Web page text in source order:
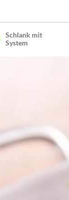
Schlank mit
System